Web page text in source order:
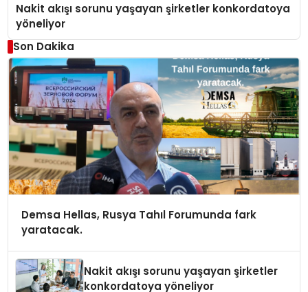
Nakit akışı sorunu yaşayan şirketler konkordatoya
yöneliyor
Son Dakika
Demsa Hellas, Rusya Tahıl Forumunda fark
yaratacak.
Nakit akışı sorunu yaşayan şirketler
konkordatoya yöneliyor